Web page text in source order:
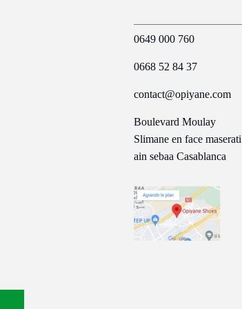
0649 000 760
0668 52 84 37
contact@opiyane.com
Boulevard Moulay
Slimane en face maserati
ain sebaa Casablanca